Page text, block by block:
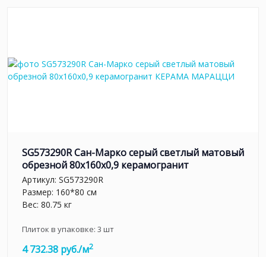
SG573290R Сан-Марко серый светлый матовый
обрезной 80x160x0,9 керамогранит
Артикул: SG573290R
Размер: 160*80 см
Вес: 80.75 кг
Плиток в упаковке: 3 шт
4 732.38 руб./м2